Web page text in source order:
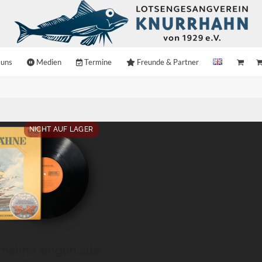
Medien Termine Freunde & Partner
NICHT AUF LAGER